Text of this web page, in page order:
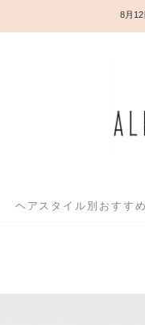
8月
ヘアスタイル別おすす